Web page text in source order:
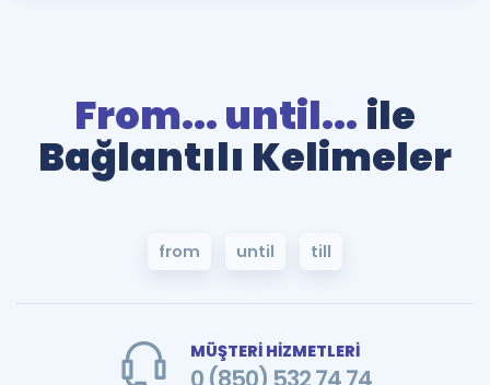
From... until... ile
Bağlantılı Kelimeler
from until till
MÜŞTERİ HİZMETLERİ